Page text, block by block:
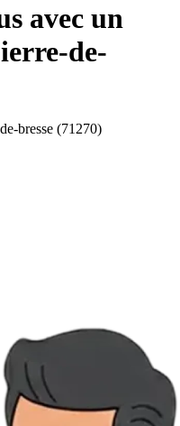
avec un
de-
bresse (71270)